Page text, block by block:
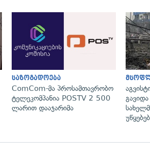
საზოგადოება
ComCom-მა პროსამთავრობო
ტელეკომპანია POSTV 2 500
ლარით დააჯარიმა